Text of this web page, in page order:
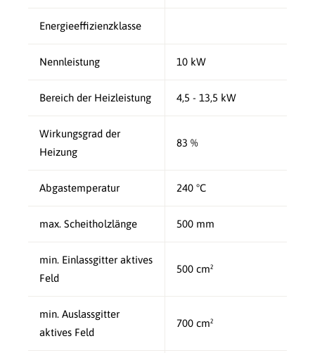
Energieeffizienzklasse
Nennleistung 10 kW
Bereich der Heizleistung 4,5 - 13,5 kW
Wirkungsgrad der
Heizung
83 %
Abgastemperatur 240 °C
max. Scheitholzlänge 500 mm
min. Einlassgitter aktives
Feld
500 cm²
min. Auslassgitter
aktives Feld
700 cm²